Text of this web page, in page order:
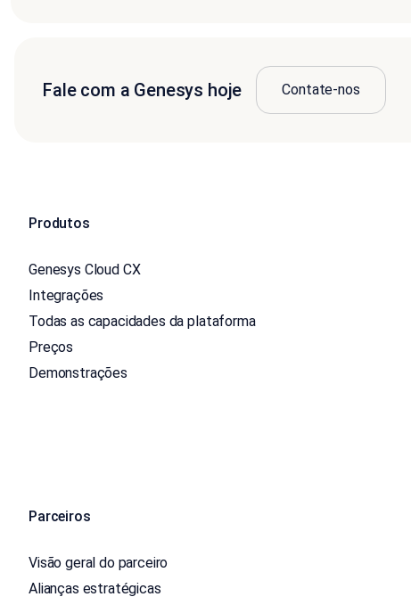
Fale com a Genesys hoje Contate-nos
Produtos
Genesys Cloud CX
Integrações
Todas as capacidades da plataforma
Preços
Demonstrações
Parceiros
Visão geral do parceiro
Alianças estratégicas